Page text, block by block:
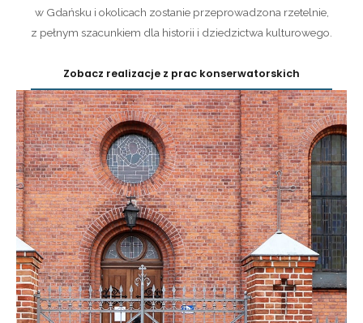
w Gdańsku i okolicach zostanie przeprowadzona rzetelnie,
z pełnym szacunkiem dla historii i dziedzictwa kulturowego.
Zobacz realizacje z prac konserwatorskich